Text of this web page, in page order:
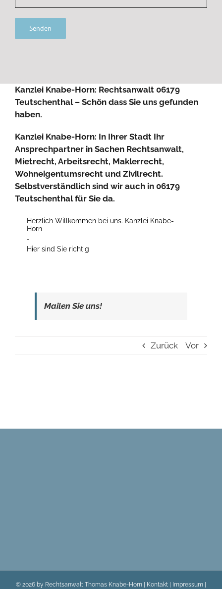
Kanzlei Knabe-Horn: Rechtsanwalt 06179
Teutschenthal – Schön dass Sie uns gefunden
haben.
Kanzlei Knabe-Horn: In Ihrer Stadt Ihr
Ansprechpartner in Sachen Rechtsanwalt,
Mietrecht, Arbeitsrecht, Maklerrecht,
Wohneigentumsrecht und Zivilrecht.
Selbstverständlich sind wir auch in 06179
Teutschenthal für Sie da.
Herzlich Willkommen bei uns. Kanzlei Knabe-
Horn
-
Hier sind Sie richtig
Mailen Sie uns!
Zurück Vor
© 2026 by Rechtsanwalt Thomas Knabe-Horn | Kontakt Impressum